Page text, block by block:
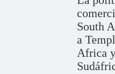
South
a
Africa